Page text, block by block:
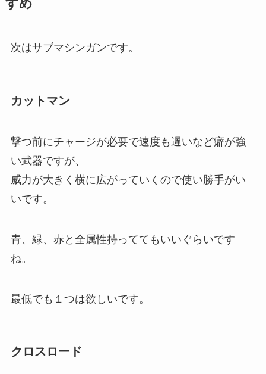
すめ
次はサブマシンガンです。
カットマン
撃つ前にチャージが必要で速度も遅いなど癖が強
い武器ですが、
威力が大きく横に広がっていくので使い勝手がい
いです。
青、緑、赤と全属性持っててもいいぐらいです
ね。
最低でも１つは欲しいです。
クロスロード